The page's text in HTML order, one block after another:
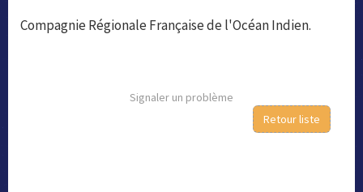
Compagnie Régionale Française de l'Océan Indien.
Signaler un problème
Retour liste